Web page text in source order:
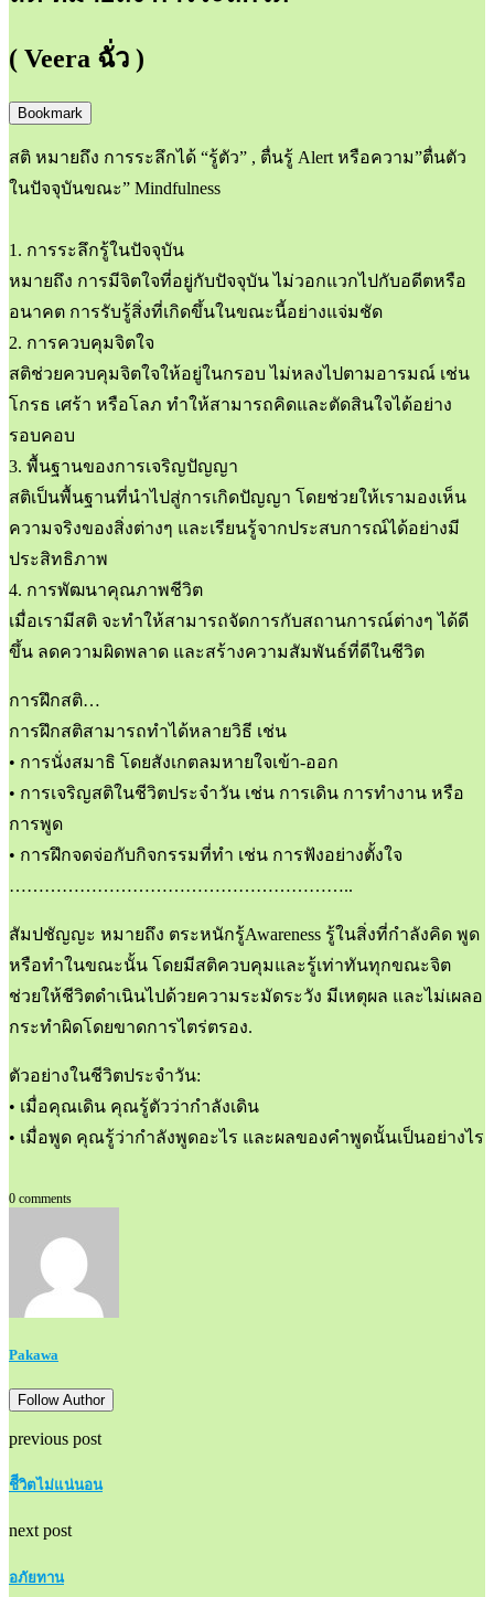
( Veera ฉั่ว )
Bookmark
สติ หมายถึง การระลึกได้ “รู้ตัว” , ตื่นรู้ Alert หรือความ”ตื่นตัว
ในปัจจุบันขณะ” Mindfulness
1. การระลึกรู้ในปัจจุบัน
หมายถึง การมีจิตใจที่อยู่กับปัจจุบัน ไม่วอกแวกไปกับอดีตหรือ
อนาคต การรับรู้สิ่งที่เกิดขึ้นในขณะนี้อย่างแจ่มชัด
2. การควบคุมจิตใจ
สติช่วยควบคุมจิตใจให้อยู่ในกรอบ ไม่หลงไปตามอารมณ์ เช่น
โกรธ เศร้า หรือโลภ ทำให้สามารถคิดและตัดสินใจได้อย่าง
รอบคอบ
3. พื้นฐานของการเจริญปัญญา
สติเป็นพื้นฐานที่นำไปสู่การเกิดปัญญา โดยช่วยให้เรามองเห็น
ความจริงของสิ่งต่างๆ และเรียนรู้จากประสบการณ์ได้อย่างมี
ประสิทธิภาพ
4. การพัฒนาคุณภาพชีวิต
เมื่อเรามีสติ จะทำให้สามารถจัดการกับสถานการณ์ต่างๆ ได้ดี
ขึ้น ลดความผิดพลาด และสร้างความสัมพันธ์ที่ดีในชีวิต
การฝึกสติ…
การฝึกสติสามารถทำได้หลายวิธี เช่น
• การนั่งสมาธิ โดยสังเกตลมหายใจเข้า-ออก
• การเจริญสติในชีวิตประจำวัน เช่น การเดิน การทำงาน หรือ
การพูด
• การฝึกจดจ่อกับกิจกรรมที่ทำ เช่น การฟังอย่างตั้งใจ
…………………………………………………..
สัมปชัญญะ หมายถึง ตระหนักรู้Awareness รู้ในสิ่งที่กำลังคิด พูด
หรือทำในขณะนั้น โดยมีสติควบคุมและรู้เท่าทันทุกขณะจิต
ช่วยให้ชีวิตดำเนินไปด้วยความระมัดระวัง มีเหตุผล และไม่เผลอ
กระทำผิดโดยขาดการไตร่ตรอง.
ตัวอย่างในชีวิตประจำวัน:
• เมื่อคุณเดิน คุณรู้ตัวว่ากำลังเดิน
• เมื่อพูด คุณรู้ว่ากำลังพูดอะไร และผลของคำพูดนั้นเป็นอย่างไร
0 comments
Pakawa
Follow Author
previous post
ชีีวิตไม่แน่นอน
next post
อภัยทาน